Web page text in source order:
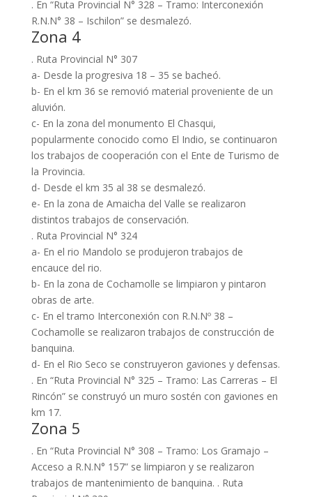
. En “Ruta Provincial N° 328 – Tramo: Interconexión
R.N.N° 38 – Ischilon” se desmalezó.
Zona 4
. Ruta Provincial N° 307
a- Desde la progresiva 18 – 35 se bacheó.
b- En el km 36 se removió material proveniente de un
aluvión.
c- En la zona del monumento El Chasqui,
popularmente conocido como El Indio, se continuaron
los trabajos de cooperación con el Ente de Turismo de
la Provincia.
d- Desde el km 35 al 38 se desmalezó.
e- En la zona de Amaicha del Valle se realizaron
distintos trabajos de conservación.
. Ruta Provincial N° 324
a- En el rio Mandolo se produjeron trabajos de
encauce del rio.
b- En la zona de Cochamolle se limpiaron y pintaron
obras de arte.
c- En el tramo Interconexión con R.N.Nº 38 –
Cochamolle se realizaron trabajos de construcción de
banquina.
d- En el Rio Seco se construyeron gaviones y defensas.
. En “Ruta Provincial N° 325 – Tramo: Las Carreras – El
Rincón” se construyó un muro sostén con gaviones en
km 17.
Zona 5
. En “Ruta Provincial N° 308 – Tramo: Los Gramajo –
Acceso a R.N.N° 157” se limpiaron y se realizaron
trabajos de mantenimiento de banquina. . Ruta